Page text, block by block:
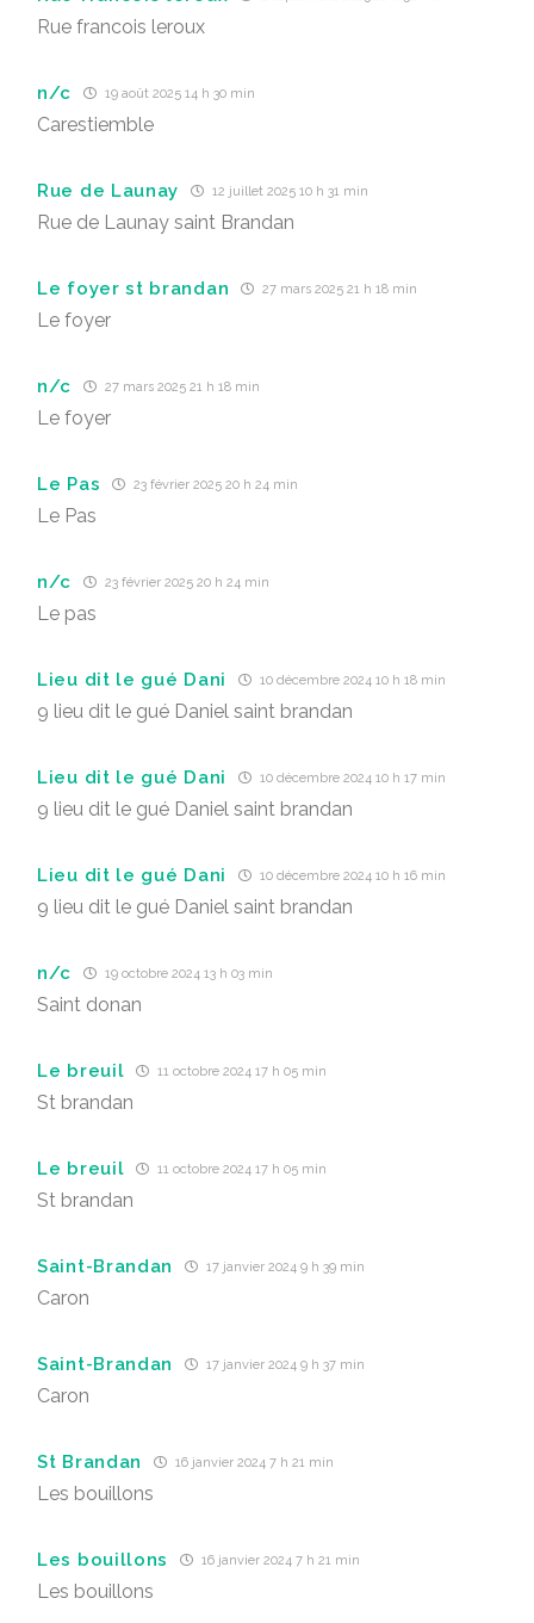
Rue francois leroux
n/c 19 août 2025 14 h 30 min
Carestiemble
Rue de Launay 12 juillet 2025 10 h 31 min
Rue de Launay saint Brandan
Le foyer st brandan 27 mars 2025 21 h 18 min
Le foyer
n/c 27 mars 2025 21 h 18 min
Le foyer
Le Pas 23 février 2025 20 h 24 min
Le Pas
n/c 23 février 2025 20 h 24 min
Le pas
Lieu dit le gué Dani 10 décembre 2024 10 h 18 min
9 lieu dit le gué Daniel saint brandan
Lieu dit le gué Dani 10 décembre 2024 10 h 17 min
9 lieu dit le gué Daniel saint brandan
Lieu dit le gué Dani 10 décembre 2024 10 h 16 min
9 lieu dit le gué Daniel saint brandan
n/c 19 octobre 2024 13 h 03 min
Saint donan
Le breuil 11 octobre 2024 17 h 05 min
St brandan
Le breuil 11 octobre 2024 17 h 05 min
St brandan
Saint-Brandan 17 janvier 2024 9 h 39 min
Caron
Saint-Brandan 17 janvier 2024 9 h 37 min
Caron
St Brandan 16 janvier 2024 7 h 21 min
Les bouillons
Les bouillons 16 janvier 2024 7 h 21 min
Les bouillons